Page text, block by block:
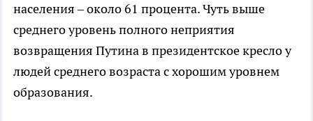
населения – около 61 процента. Чуть выше
среднего уровень полного неприятия
возвращения Путина в президентское кресло у
людей среднего возраста с хорошим уровнем
образования.